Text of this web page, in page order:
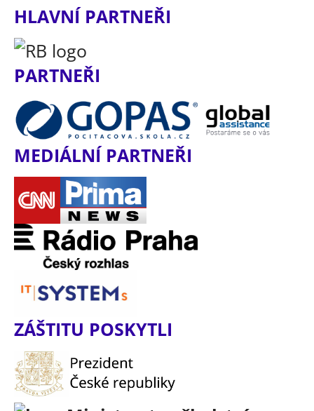
HLAVNÍ PARTNEŘI
PARTNEŘI
MEDIÁLNÍ PARTNEŘI
ZÁŠTITU POSKYTLI